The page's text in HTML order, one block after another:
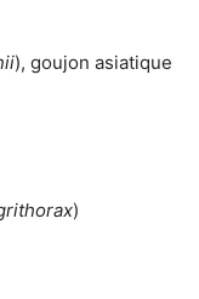
), goujon asiatique
)